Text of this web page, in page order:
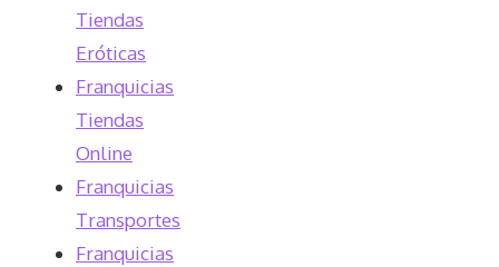
Tiendas
Eróticas
Franquicias
Tiendas
Online
Franquicias
Transportes
Franquicias